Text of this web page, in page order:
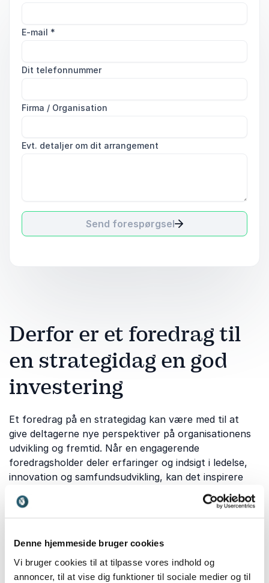
Denne hjemmeside bruger cookies
Vi bruger cookies til at tilpasse vores indhold og
annoncer, til at vise dig funktioner til sociale medier og til
E-mail *
Dit telefonnummer
Firma / Organisation
Evt. detaljer om dit arrangement
Send forespørgsel
Derfor er et foredrag til
en strategidag en god
investering
Et foredrag på en strategidag kan være med til at
give deltagerne nye perspektiver på organisationens
udvikling og fremtid. Når en engagerende
foredragsholder deler erfaringer og indsigt i ledelse,
innovation og samfundsudvikling, kan det inspirere
deltagerne til at tænke mere strategisk og langsigtet.
Foredragsholdere somMichael N. Wilkensbidrager
forretningsudvikling og fremtidens organisationer,
hvilket kan hjælpe virksomheder med at navigere i en
verden i konstant forandring. Carsten Beckdeler